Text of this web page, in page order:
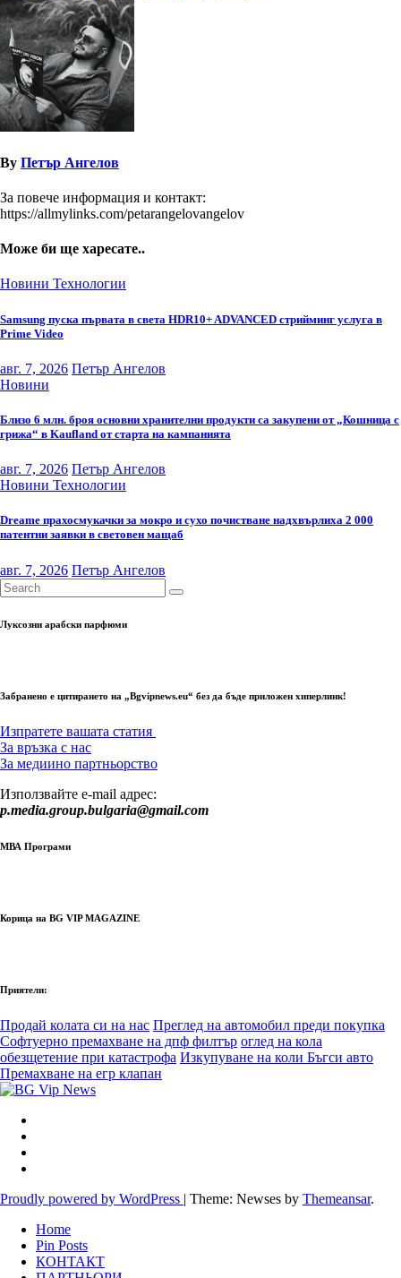
By Петър Ангелов
За повече информация и контакт:
https://allmylinks.com/petarangelovangelov
Може би ще харесате..
Новини Технологии
Samsung пуска първата в света HDR10+ ADVANCED стрийминг услуга в
Prime Video
авг. 7, 2026 Петър Ангелов
Новини
Близо 6 млн. броя основни хранителни продукти са закупени от „Кошница с
грижа“ в Kaufland от старта на кампанията
авг. 7, 2026 Петър Ангелов
Новини Технологии
Dreame прахосмукачки за мокро и сухо почистване надхвърлиха 2 000
патентни заявки в световен мащаб
авг. 7, 2026 Петър Ангелов
Луксозни арабски парфюми
Забранено е цитирането на „Bgvipnews.eu“ без да бъде приложен хиперлинк!
Изпратете вашата статия
За връзка с нас
За медиино партньорство
Използвайте e-mail адрес:
p.media.group.bulgaria@gmail.com
МВА Програми
Корица на BG VIP MAGAZINE
Приятели:
Продай колата си на нас Преглед на автомобил преди покупка
Софтуерно премахване на дпф филтър оглед на кола
обезщетение при катастрофа Изкупуване на коли Бъгси авто
Премахване на егр клапан
Proudly powered by WordPress | Theme: Newses by Themeansar.
Home
Pin Posts
КОНТАКТ